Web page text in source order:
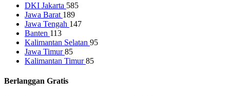
DKI Jakarta 585
Jawa Barat 189
Jawa Tengah 147
Banten 113
Kalimantan Selatan 95
Jawa Timur85
Kalimantan Timur85
Berlanggan Gratis